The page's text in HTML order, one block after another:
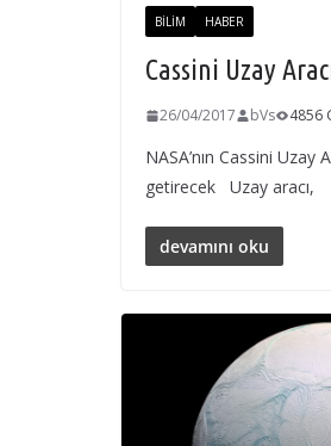
BILIM HABER
Cassini Uzay
26/04/2017 bVs 4856
NASA’nın Cassini
getirecek Uzay aracı,
devamını oku